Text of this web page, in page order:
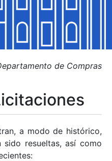
de Compras
a modo de histórico,
resueltas, así como